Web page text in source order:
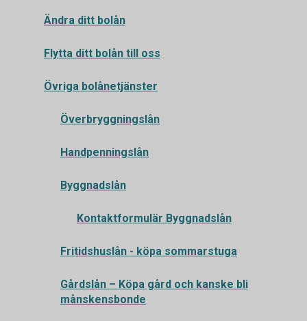
Ändra ditt bolån
Flytta ditt bolån till oss
Övriga bolånetjänster
Överbryggningslån
Handpenningslån
Byggnadslån
Kontaktformulär Byggnadslån
Fritidshuslån - köpa sommarstuga
Gårdslån – Köpa gård och kanske bli
månskensbonde